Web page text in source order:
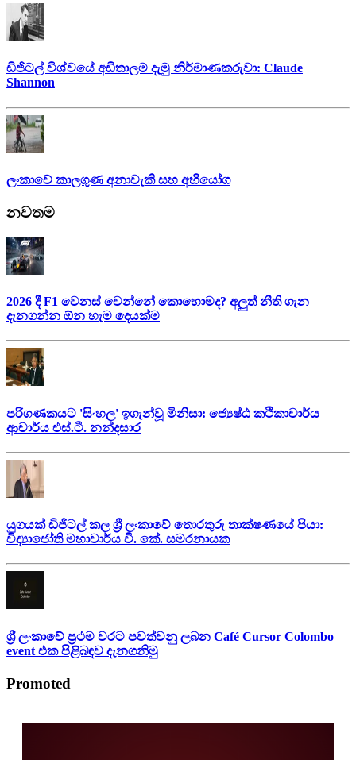
ඩිජිටල් විශ්වයේ අඩිතාලම දැමු නිර්මාණකරුවා: Claude
Shannon
ලංකාවේ කාලගුණ අනාවැකි සහ අභියෝග
නවතම
2026 දී F1 වෙනස් වෙන්නේ කොහොමද? අලුත් නීති ගැන
දැනගන්න ඕන හැම දෙයක්ම
පරිගණකයට 'සිංහල' ඉගැන්වූ මිනිසා: ජ්‍යෙෂ්ඨ කථිකාචාර්ය
ආචාර්ය එස්.ටී. නන්දසාර
යුගයක් ඩිජිටල් කල ශ්‍රී ලංකාවේ තොරතුරු තාක්ෂණයේ පියා:
විද්‍යාජෝති මහාචාර්ය වී. කේ. සමරනායක
ශ්‍රී ලංකාවේ ප්‍රථම වරට පවත්වනු ලබන Café Cursor Colombo
event එක පිළිබඳව දැනගනිමු
Promoted